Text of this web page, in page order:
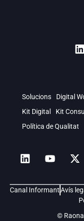
Solucions Digital
Kit Digital
Kit
Política de Qualitat
©
Canal InformantAvís